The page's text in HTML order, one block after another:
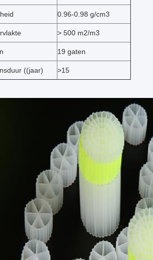
0.96-0.98 g/cm3
> 500 m2/m3
19 gaten
((jaar) >15